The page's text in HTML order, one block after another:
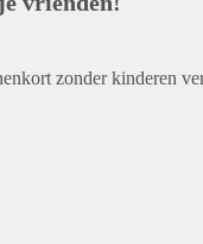
zonder kinderen